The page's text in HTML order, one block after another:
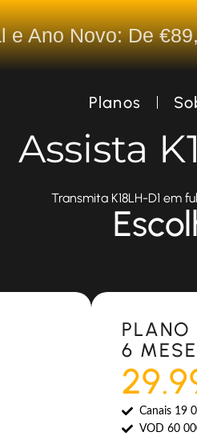
e Ano Novo: De
Planos
Assista
Transmita K18LH-D1 em
Most Popular
PLANO
6
Canais 19
VOD 60